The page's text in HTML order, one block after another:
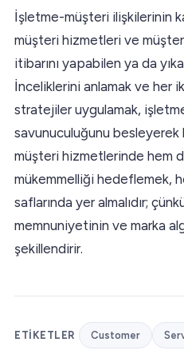
İşletme-müşteri ilişkilerinin
müşteri hizmetleri ve
itibarını yapabilen ya da
İnceliklerini anlamak ve her
stratejiler uygulamak,
savunuculuğunu besleyerek
müşteri hizmetlerinde hem
mükemmelliği hedeflemek,
saflarında yer almalıdır;
memnuniyetinin ve marka
şekillendirir.
ETIKETLER Customer